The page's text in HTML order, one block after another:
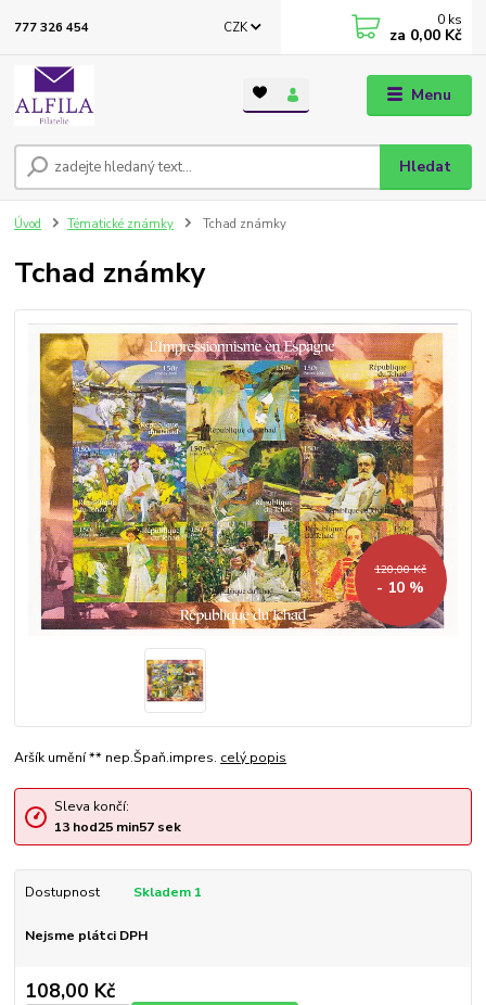
Menu
CZK
Hledat
777 326 454 0 ks
za 0,00 Kč
Úvod Tématické známky Tchad známky
Tchad známky
120,00 Kč
- 10 %
Aršík umění ** nep.Špaň.impres. celý popis
Sleva končí:
13hod25min56sek
Dostupnost Skladem 1
Nejsme plátci DPH
108,00 Kč